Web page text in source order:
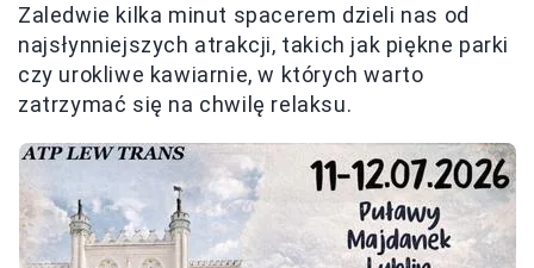
Zaledwie kilka minut spacerem dzieli nas od
najsłynniejszych atrakcji, takich jak piękne parki
czy urokliwe kawiarnie, w których warto
zatrzymać się na chwilę relaksu.